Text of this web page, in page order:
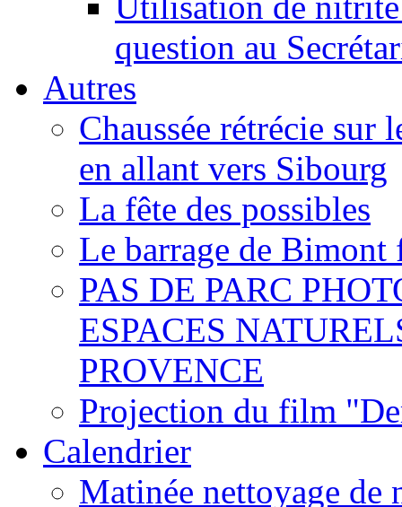
question au
Autres
Chaussée rétrécie sur
en allant vers Sibourg
La fête des possibles
Le barrage de Bimont
PAS DE PARC
ESPACES
PROVENCE
Projection du film
Calendrier
Matinée nettoyage de